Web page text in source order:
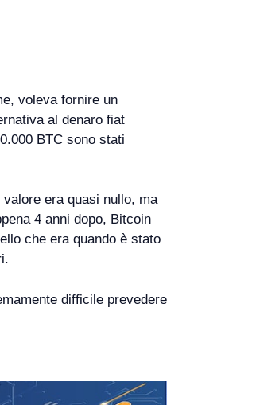
voleva fornire un
al denaro fiat
BTC sono stati
valore era quasi nullo, ma
4 anni dopo, Bitcoin
che era quando è stato
difficile prevedere